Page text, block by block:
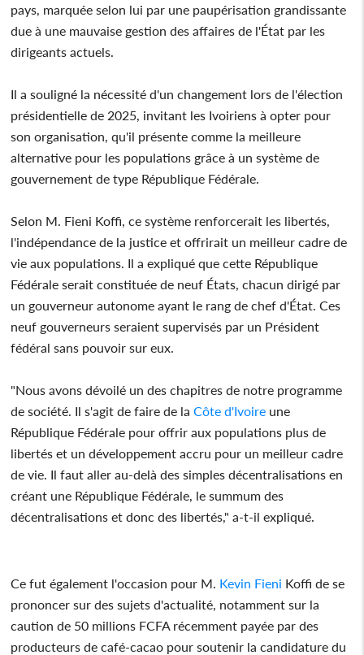
pays, marquée selon lui par une paupérisation grandissante
due à une mauvaise gestion des affaires de l'État par les
dirigeants actuels.
Il a souligné la nécessité d'un changement lors de l'élection
présidentielle de 2025, invitant les Ivoiriens à opter pour
son organisation, qu'il présente comme la meilleure
alternative pour les populations grâce à un système de
gouvernement de type République Fédérale.
Selon M. Fieni Koffi, ce système renforcerait les libertés,
l'indépendance de la justice et offrirait un meilleur cadre de
vie aux populations. Il a expliqué que cette République
Fédérale serait constituée de neuf États, chacun dirigé par
un gouverneur autonome ayant le rang de chef d'État. Ces
neuf gouverneurs seraient supervisés par un Président
fédéral sans pouvoir sur eux.
"Nous avons dévoilé un des chapitres de notre programme
de société. Il s'agit de faire de laCôte d'Ivoire une
République Fédérale pour offrir aux populations plus de
libertés et un développement accru pour un meilleur cadre
de vie. Il faut aller au-delà des simples décentralisations en
créant une République Fédérale, le summum des
décentralisations et donc des libertés," a-t-il expliqué.
Ce fut également l'occasion pour M. Kevin Fieni Koffi de se
prononcer sur des sujets d'actualité, notamment sur la
caution de 50 millions FCFA récemment payée par des
producteurs de café-cacao pour soutenir la candidature du